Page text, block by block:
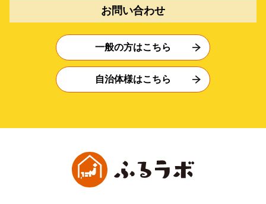
お問い合わせ
一般の方はこちら
自治体様はこちら